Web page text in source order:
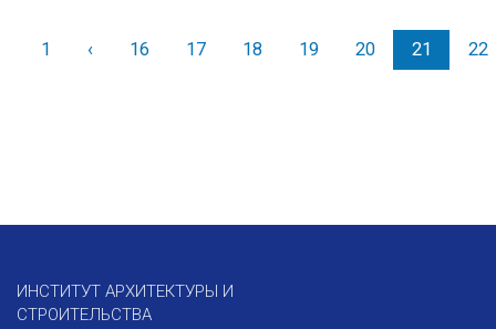
1 ‹Назад
16 17 18 19 20 21 22
ИНСТИТУТ АРХИТЕКТУРЫ И
СТРОИТЕЛЬСТВА